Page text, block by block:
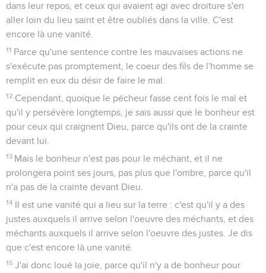
dans leur repos, et ceux qui avaient agi avec droiture s'en
aller loin du lieu saint et être oubliés dans la ville. C'est
encore là une vanité.
11 Parce qu'une sentence contre les mauvaises actions ne
s'exécute pas promptement, le coeur des fils de l'homme se
remplit en eux du désir de faire le mal.
12 Cependant, quoique le pécheur fasse cent fois le mal et
qu'il y persévère longtemps, je sais aussi que le bonheur est
pour ceux qui craignent Dieu, parce qu'ils ont de la crainte
devant lui.
13 Mais le bonheur n'est pas pour le méchant, et il ne
prolongera point ses jours, pas plus que l'ombre, parce qu'il
n'a pas de la crainte devant Dieu.
14 Il est une vanité qui a lieu sur la terre : c'est qu'il y a des
justes auxquels il arrive selon l'oeuvre des méchants, et des
méchants auxquels il arrive selon l'oeuvre des justes. Je dis
que c'est encore là une vanité.
15 J'ai donc loué la joie, parce qu'il n'y a de bonheur pour